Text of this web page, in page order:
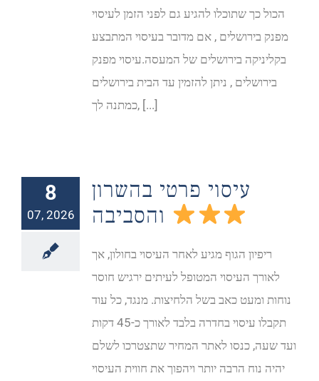
הכול כך שתוכלו להגיע גם לפני הזמן לעיסוי
מפנק בירושלים , אם מדובר בעיסוי המתבצע
בקליניקה בירושלים של המעסה.עיסוי מפנק
בירושלים , ניתן להזמין עד הבית בירושלים
כמתנה לך, [...]
8
07, 2026
עיסוי פרטי בהשרון
ריפיון הגוף מגיע לאחר העיסוי בחולון, אך
לאורך העיסוי המטופל לעיתים ירגיש חוסר
נוחות ומעט כאב בשל הלחיצות. מנגד, כל עוד
תקבלו עיסוי בחדרה בלבד לאורך כ-45 דקות
ועד שעה, כנסו לאתר המחיר שתצטרכו לשלם
יהיה נוח הרבה יותר ויהפוך את חווית העיסוי